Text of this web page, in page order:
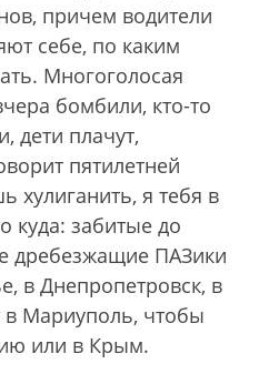
причем водители
себе, по каким
Многоголосая
бомбили, кто-то
дети плачут,
пятилетней
хулиганить, я тебя в
куда: забитые до
дребезжащие ПАЗики
в Днепропетровск, в
в Мариуполь, чтобы
или в Крым.